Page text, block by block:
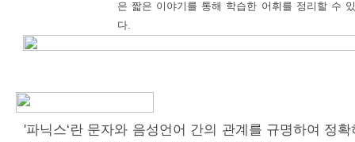
은 짧은 이야기를 통해 학습한 어휘를 정리할 수
다.
'파닉스‘란 문자와 음성언어 간의 관계를 규명하여 정